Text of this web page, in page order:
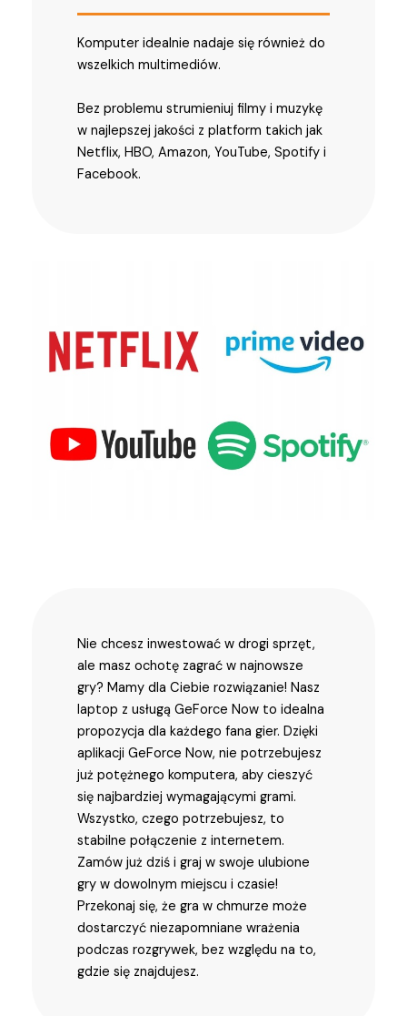
Komputer idealnie nadaje się również do
wszelkich multimediów.
Bez problemu strumieniuj filmy i muzykę
w najlepszej jakości z platform takich jak
Netflix, HBO, Amazon, YouTube, Spotify i
Facebook.
Nie chcesz inwestować w drogi sprzęt,
ale masz ochotę zagrać w najnowsze
gry? Mamy dla Ciebie rozwiązanie! Nasz
laptop z usługą GeForce Now to idealna
propozycja dla każdego fana gier. Dzięki
aplikacji GeForce Now, nie potrzebujesz
już potężnego komputera, aby cieszyć
się najbardziej wymagającymi grami.
Wszystko, czego potrzebujesz, to
stabilne połączenie z internetem.
Zamów już dziś i graj w swoje ulubione
gry w dowolnym miejscu i czasie!
Przekonaj się, że gra w chmurze może
dostarczyć niezapomniane wrażenia
podczas rozgrywek, bez względu na to,
gdzie się znajdujesz.